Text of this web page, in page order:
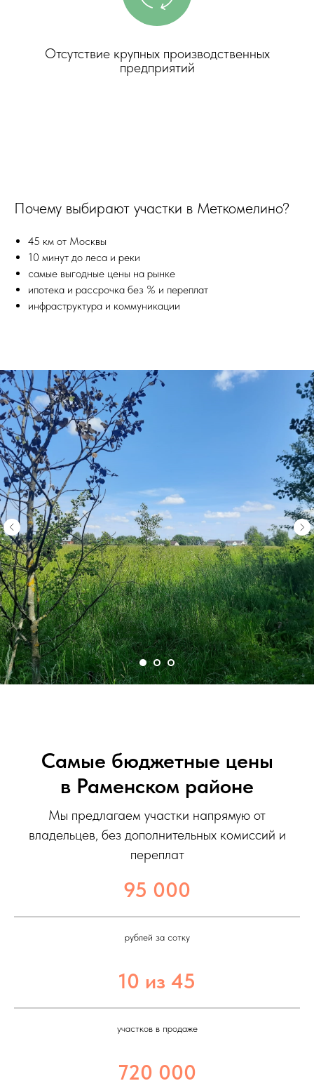
Отсутствие крупных производственных
предприятий
Почему выбирают участки в Меткомелино?
45 км от Москвы
10 минут до леса и реки
самые выгодные цены на рынке
ипотека и рассрочка без % и переплат
инфраструктура и коммуникации
Самые бюджетные цены
в Раменском районе
Мы предлагаем участки напрямую от
владельцев, без дополнительных комиссий и
переплат
95 000
рублей за сотку
10 из 45
участков в продаже
720 000